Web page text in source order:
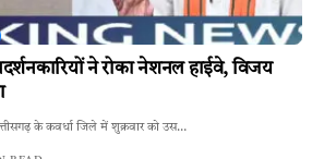
ने रोका नेशनल हाईवे, विजय
के कवर्धा जिले में शुक्रवार को उस…